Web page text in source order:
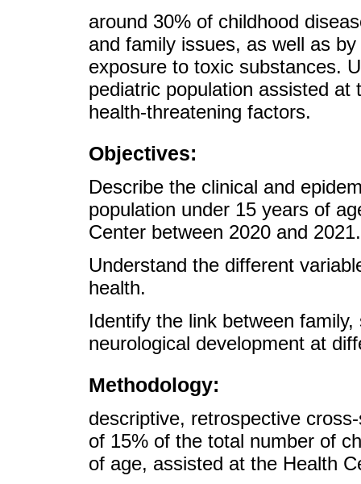
around 30% of childhood
and family issues, as well as
exposure to toxic substances.
pediatric population assisted
health-threatening factors.
Objectives:
Describe the clinical and
population under 15 years of
Center between 2020 and 2021.
Understand the different
health.
Identify the link between
neurological development at
Methodology:
descriptive, retrospective
of 15% of the total number of
of age, assisted at the Health